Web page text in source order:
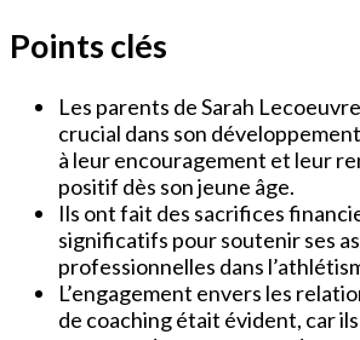
Points clés
Les parents de Sarah
crucial dans son
à leur encouragement et leur
positif dès son jeune âge.
Ils ont fait des sacrifices
significatifs pour soutenir ses
professionnelles dans
L’engagement envers les
de coaching était évident, car